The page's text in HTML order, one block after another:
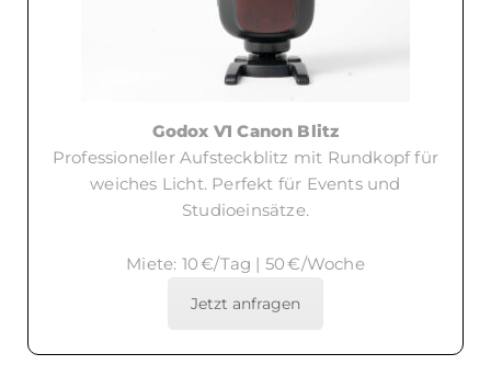
Godox V1 Canon Blitz
Professioneller Aufsteckblitz mit Rundkopf für
weiches Licht. Perfekt für Events und
Studioeinsätze.
Miete: 10 €/Tag | 50 €/Woche
Jetzt anfragen